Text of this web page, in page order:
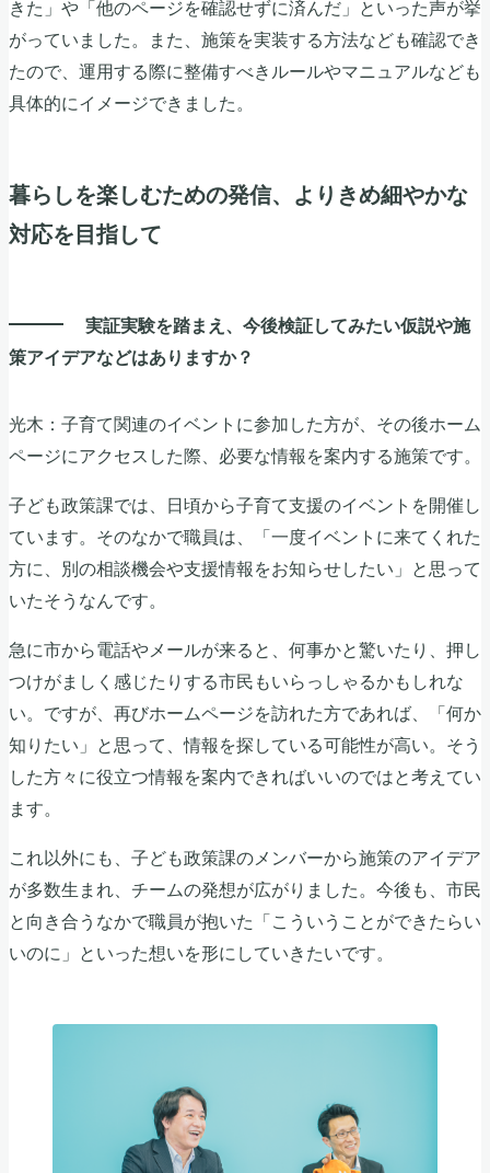
きた」や「他のページを確認せずに済んだ」といった声が挙
がっていました。また、施策を実装する方法なども確認でき
たので、運用する際に整備すべきルールやマニュアルなども
具体的にイメージできました。
暮らしを楽しむための発信、よりきめ細やかな
対応を目指して
実証実験を踏まえ、今後検証してみたい仮説や施
策アイデアなどはありますか？
光木：子育て関連のイベントに参加した方が、その後ホーム
ページにアクセスした際、必要な情報を案内する施策です。
子ども政策課では、日頃から子育て支援のイベントを開催し
ています。そのなかで職員は、「一度イベントに来てくれた
方に、別の相談機会や支援情報をお知らせしたい」と思って
いたそうなんです。
急に市から電話やメールが来ると、何事かと驚いたり、押し
つけがましく感じたりする市民もいらっしゃるかもしれな
い。ですが、再びホームページを訪れた方であれば、「何か
知りたい」と思って、情報を探している可能性が高い。そう
した方々に役立つ情報を案内できればいいのではと考えてい
ます。
これ以外にも、子ども政策課のメンバーから施策のアイデア
が多数生まれ、チームの発想が広がりました。今後も、市民
と向き合うなかで職員が抱いた「こういうことができたらい
いのに」といった想いを形にしていきたいです。